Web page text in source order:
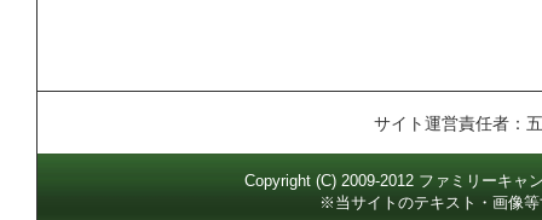
サイト運営責任者：
Copyright (C) 2009-2012 ファミリーキャ
※当サイトのテキスト・画像